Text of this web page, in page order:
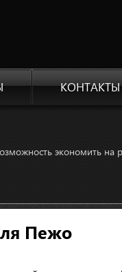
КОНТАКТЫ
экономить на
Пежо